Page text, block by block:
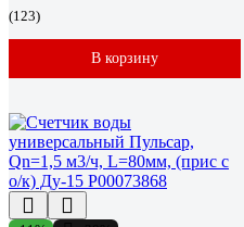
(123)
В корзину